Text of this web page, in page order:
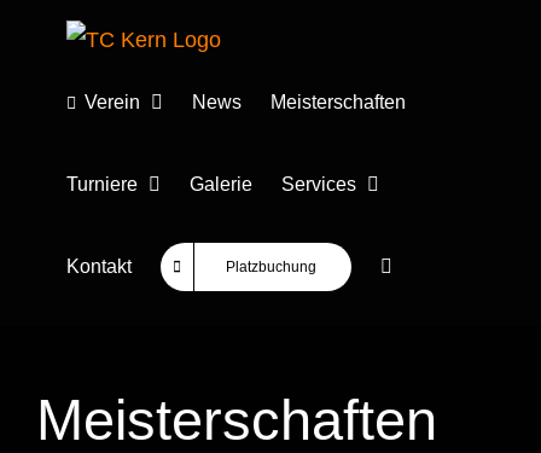
springen Verein News Meisterschaften
Turniere Galerie Services
Kontakt Platzbuchung
Meisterschaften